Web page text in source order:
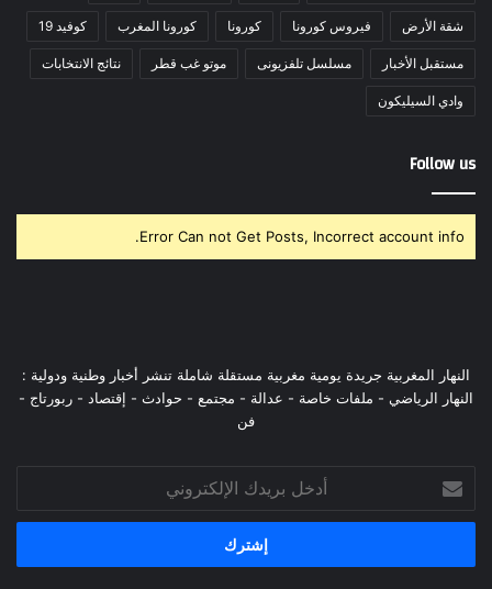
شقة الأرض فيروس كورونا كورونا كورونا المغرب كوفيد 19
مستقبل الأخبار مسلسل تلفزيونى موتو غب قطر نتائج الانتخابات
وادي السيليكون
Follow us
Error Can not Get Posts, Incorrect account info.
النهار المغربية جريدة يومية مغربية مستقلة شاملة تنشر أخبار وطنية ودولية :
النهار الرياضي - ملفات خاصة - عدالة - مجتمع - حوادث - إقتصاد - ربورتاج -
فن
أدخل
بريدك
الإلكتروني